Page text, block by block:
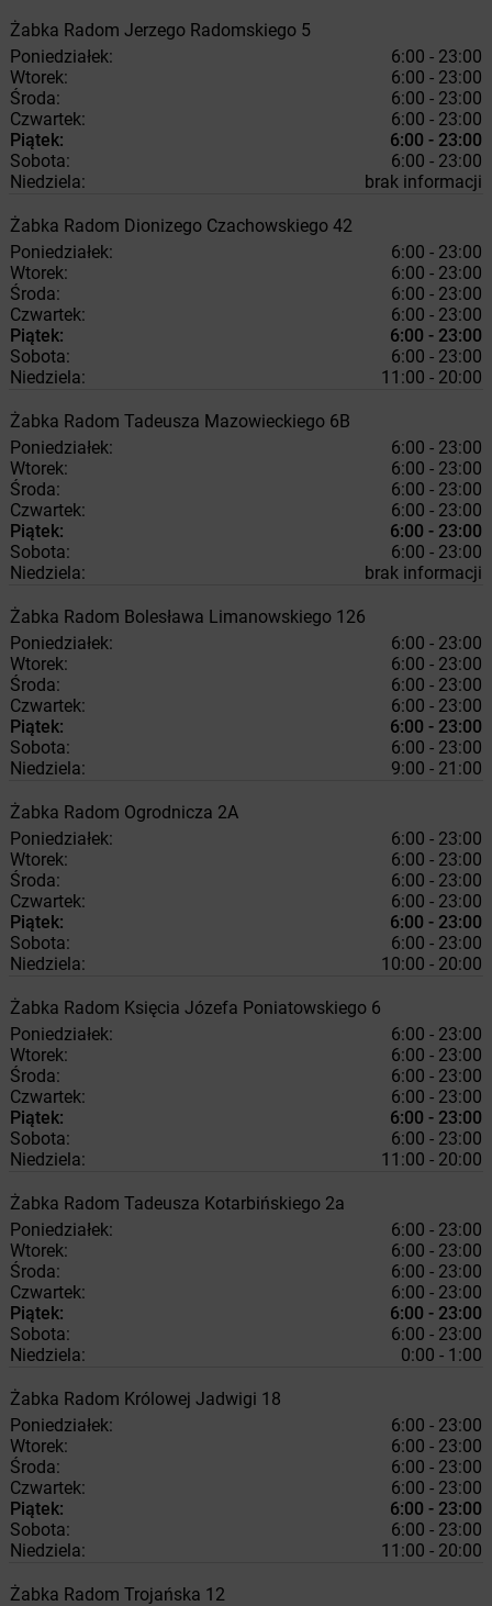
Żabka Radom Jerzego Radomskiego 5
Poniedziałek:
6:00 - 23:00
Wtorek:
6:00 - 23:00
Środa:
6:00 - 23:00
Czwartek:
6:00 - 23:00
Piątek:
6:00 - 23:00
Sobota:
6:00 - 23:00
Niedziela:
brak informacji
Żabka Radom Dionizego Czachowskiego 42
Poniedziałek:
6:00 - 23:00
Wtorek:
6:00 - 23:00
Środa:
6:00 - 23:00
Czwartek:
6:00 - 23:00
Piątek:
6:00 - 23:00
Sobota:
6:00 - 23:00
Niedziela:
11:00 - 20:00
Żabka Radom Tadeusza Mazowieckiego 6B
Poniedziałek:
6:00 - 23:00
Wtorek:
6:00 - 23:00
Środa:
6:00 - 23:00
Czwartek:
6:00 - 23:00
Piątek:
6:00 - 23:00
Sobota:
6:00 - 23:00
Niedziela:
brak informacji
Żabka Radom Bolesława Limanowskiego 126
Poniedziałek:
6:00 - 23:00
Wtorek:
6:00 - 23:00
Środa:
6:00 - 23:00
Czwartek:
6:00 - 23:00
Piątek:
6:00 - 23:00
Sobota:
6:00 - 23:00
Niedziela:
9:00 - 21:00
Żabka Radom Ogrodnicza 2A
Poniedziałek:
6:00 - 23:00
Wtorek:
6:00 - 23:00
Środa:
6:00 - 23:00
Czwartek:
6:00 - 23:00
Piątek:
6:00 - 23:00
Sobota:
6:00 - 23:00
Niedziela:
10:00 - 20:00
Żabka Radom Księcia Józefa Poniatowskiego 6
Poniedziałek:
6:00 - 23:00
Wtorek:
6:00 - 23:00
Środa:
6:00 - 23:00
Czwartek:
6:00 - 23:00
Piątek:
6:00 - 23:00
Sobota:
6:00 - 23:00
Niedziela:
11:00 - 20:00
Żabka Radom Tadeusza Kotarbińskiego 2a
Poniedziałek:
6:00 - 23:00
Wtorek:
6:00 - 23:00
Środa:
6:00 - 23:00
Czwartek:
6:00 - 23:00
Piątek:
6:00 - 23:00
Sobota:
6:00 - 23:00
Niedziela:
0:00 - 1:00
Żabka Radom Królowej Jadwigi 18
Poniedziałek:
6:00 - 23:00
Wtorek:
6:00 - 23:00
Środa:
6:00 - 23:00
Czwartek:
6:00 - 23:00
Piątek:
6:00 - 23:00
Sobota:
6:00 - 23:00
Niedziela:
11:00 - 20:00
Żabka Radom Trojańska 12